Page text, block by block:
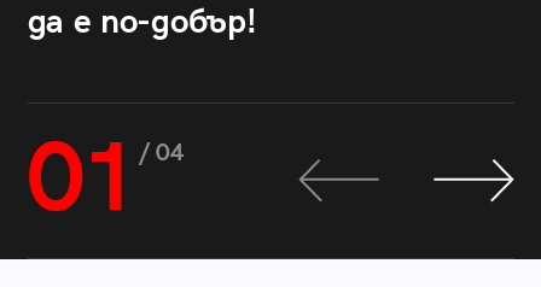
да е по-добър!
01 / 04